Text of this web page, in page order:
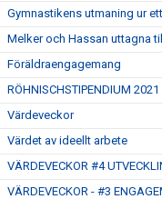
Gymnastikens utmaning ur
Melker och Hassan uttagna
Föräldraengagemang
RÖHNISCHSTIPENDIUM 2021
Värdeveckor
Värdet av ideellt arbete
VÄRDEVECKOR #4
VÄRDEVECKOR - #3